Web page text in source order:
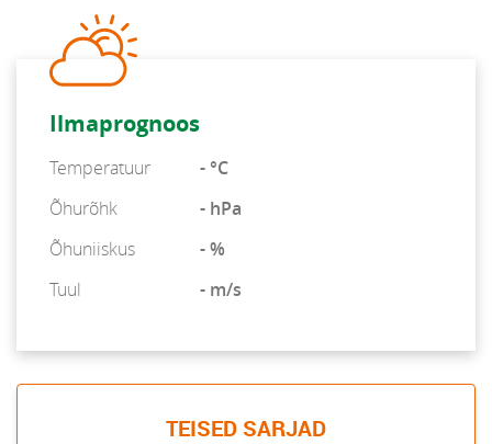
Ilmaprognoos
Temperatuur
- °C
Õhurõhk
- hPa
Õhuniiskus
- %
Tuul
- m/s
TEISED SARJAD